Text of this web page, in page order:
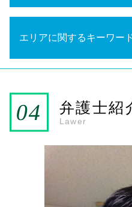
代襲相続 養子
相続権
代襲相続 法定相続分
遺留分減殺請求
相続の手続き
法定相続分 兄弟
相続手続き 自分で
相続手続き 費用
法定後見制度とは
法定後見制度 わか
成年後見申立 費用
成年後見人 家族
任意後見制度とは
成年後見申立て 費用
成年後見人とは
エリアに関するキーワー
雑餉隈駅 弁護士 成
JR南福岡駅 弁護士
春日市 弁護士 相続
大野城市 弁護士 成
弁護士紹
Lawer